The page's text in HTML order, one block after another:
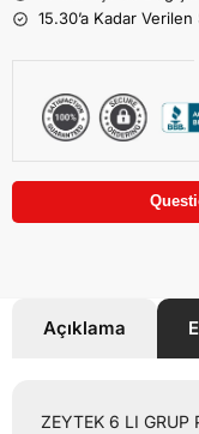
15.30’a Kadar
Açıklama
ZEYTEK 6 LI GRUP